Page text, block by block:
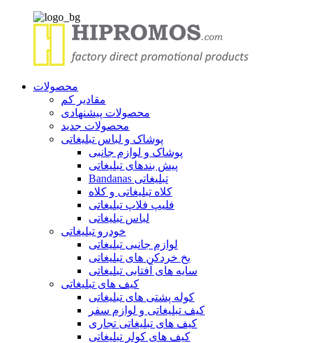
محصولات
مقادیر کم
محصولات پیشنهادی
محصولات جدید
پوشاک و لباس تبلیغاتی
پوشاک و لوازم جانبی
پیش بندهای تبلیغاتی
Bandanas تبلیغاتی
کلاه تبلیغاتی و کلاه
فلیپ فلاپ تبلیغاتی
لباس تبلیغاتی
خودرو تبلیغاتی
لوازم جانبی تبلیغاتی
یخ خردکن های تبلیغاتی
سایه های آفتابی تبلیغاتی
کیف های تبلیغاتی
کوله پشتی های تبلیغاتی
کیف تبلیغاتی و لوازم سفر
کیف های تبلیغاتی تجاری
کیف های کولر تبلیغاتی